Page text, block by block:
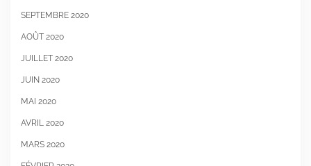
SEPTEMBRE 2020
AOÛT 2020
JUILLET 2020
JUIN 2020
MAI 2020
AVRIL 2020
MARS 2020